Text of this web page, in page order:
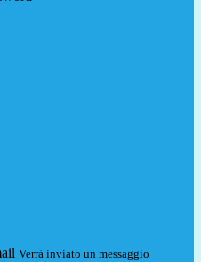
Verrà inviato un messaggio